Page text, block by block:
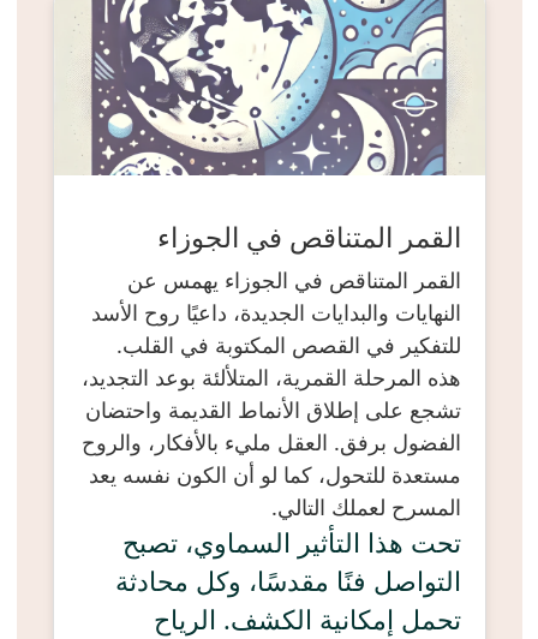
القمر المتناقص في الجوزاء
القمر المتناقص في الجوزاء يهمس عن
النهايات والبدايات الجديدة، داعيًا روح الأسد
للتفكير في القصص المكتوبة في القلب.
هذه المرحلة القمرية، المتلألئة بوعد التجديد،
تشجع على إطلاق الأنماط القديمة واحتضان
الفضول برفق. العقل مليء بالأفكار، والروح
مستعدة للتحول، كما لو أن الكون نفسه يعد
المسرح لعملك التالي.
تحت هذا التأثير السماوي، تصبح
التواصل فنًا مقدسًا، وكل محادثة
تحمل إمكانية الكشف. الرياح